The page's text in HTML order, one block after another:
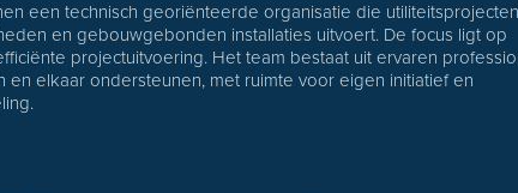
een technisch georiënteerde organisatie die
en gebouwgebonden installaties uitvoert. De focus ligt op
projectuitvoering. Het team bestaat uit ervaren
en elkaar ondersteunen, met ruimte voor eigen initiatief en